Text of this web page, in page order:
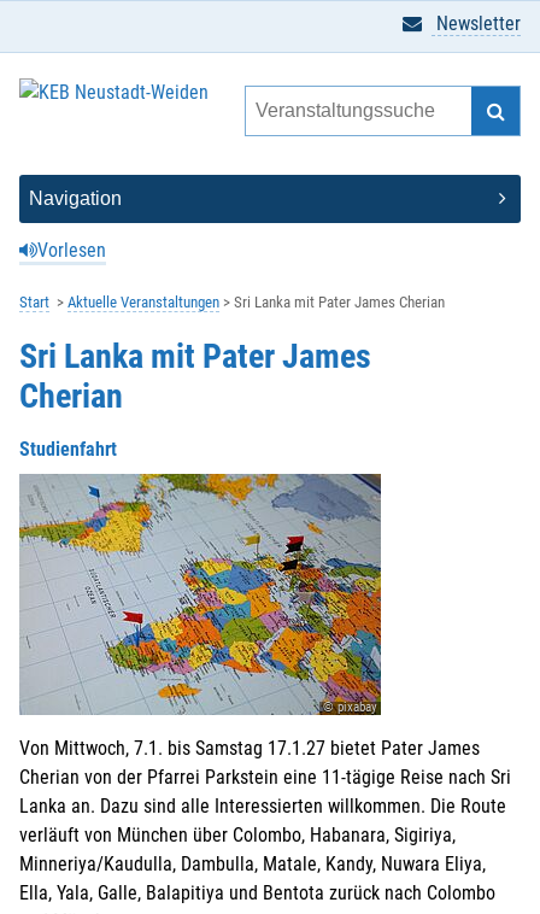
Vorlesen
Newsletter
Start Aktuelle Veranstaltungen Sri Lanka mit Pater James Cherian
Sri Lanka mit Pater James
Cherian
Studienfahrt
© pixabay
Von Mittwoch, 7.1. bis Samstag 17.1.27 bietet Pater James
Cherian von der Pfarrei Parkstein eine 11-tägige Reise nach Sri
Lanka an. Dazu sind alle Interessierten willkommen. Die Route
verläuft von München über Colombo, Habanara, Sigiriya,
Minneriya/Kaudulla, Dambulla, Matale, Kandy, Nuwara Eliya,
Ella, Yala, Galle, Balapitiya und Bentota zurück nach Colombo